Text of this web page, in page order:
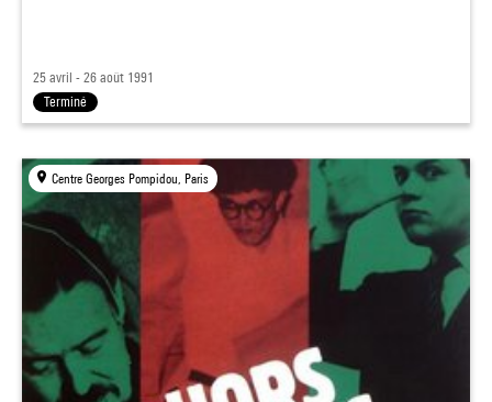
25 avril - 26 août 1991
Terminé
Centre Georges Pompidou, Paris